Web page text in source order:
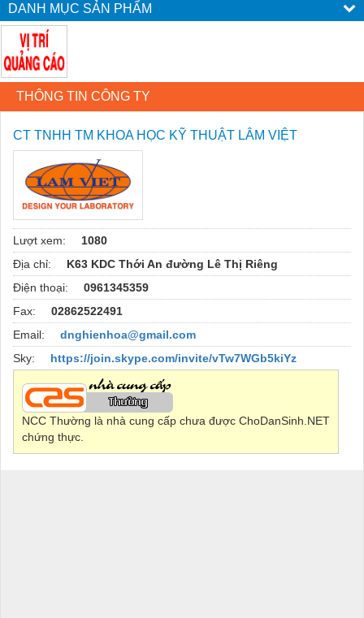
DANH MỤC SẢN PHẨM
THÔNG TIN CÔNG TY
CT TNHH TM KHOA HỌC KỸ THUẬT LÂM VIỆT
Lượt xem:
1080
Địa chỉ:
K63 KDC Thới An đường Lê Thị Riêng
Điện thoại:
0961345359
Fax:
02862522491
Email:
dnghienhoa@gmail.com
Sky:
https://join.skype.com/invite/vTw7WGb5kiYz
NCC Thường là nhà cung cấp chưa được ChoDanSinh.NET
chứng thực.